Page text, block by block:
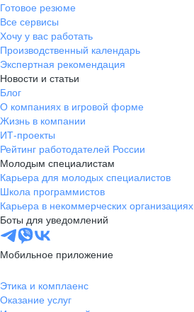
Готовое резюме
Все сервисы
Хочу у вас работать
Производственный календарь
Экспертная рекомендация
Новости и статьи
Блог
О компаниях в игровой форме
Жизнь в компании
ИТ-проекты
Рейтинг работодателей России
Молодым специалистам
Карьера для молодых специалистов
Школа программистов
Карьера в некоммерческих организациях
Боты для уведомлений
Мобильное приложение
Этика и комплаенс
Оказание услуг